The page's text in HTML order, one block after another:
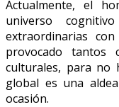
Actualmente, el
universo
extraordinarias
provocado tantos
culturales, para no
global es una
ocasión.